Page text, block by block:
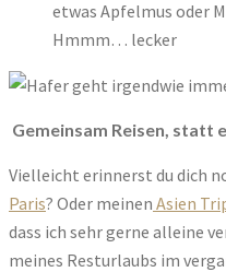
etwas Apfelmus oder
Hmmm… lecker
Gemeinsam Reisen, statt
Vielleicht erinnerst du dich
Paris? Oder meinen Asien
dass ich sehr gerne alleine
meines Resturlaubs im